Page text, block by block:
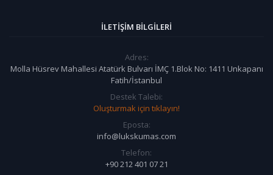
İLETIŞIM BILGILERI
Adres:
Molla Hüsrev Mahallesi Atatürk Bulvarı İMÇ 1.Blok No: 1411 Unkapanı
Fatih/İstanbul
Destek Talebi:
Oluşturmak için tıklayın!
Eposta:
info@lukskumas.com
Telefon:
+90 212 401 07 21